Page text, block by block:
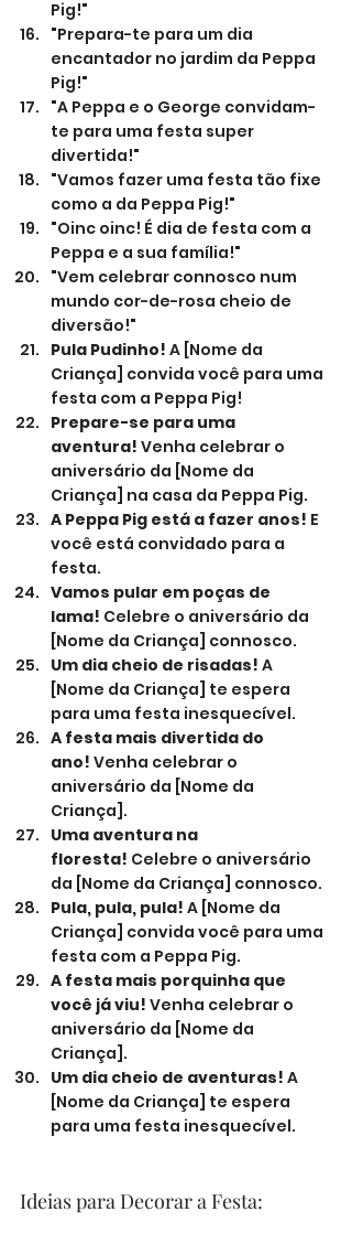
Pig!"
"Prepara-te para um dia
encantador no jardim da Peppa
Pig!"
"A Peppa e o George convidam-
te para uma festa super
divertida!"
"Vamos fazer uma festa tão fixe
como a da Peppa Pig!"
"Oinc oinc! É dia de festa com a
Peppa e a sua família!"
"Vem celebrar connosco num
mundo cor-de-rosa cheio de
diversão!"
Pula Pudinho! A [Nome da
Criança] convida você para uma
festa com a Peppa Pig!
Prepare-se para uma
aventura! Venha celebrar o
aniversário da [Nome da
Criança] na casa da Peppa Pig.
A Peppa Pig está a fazer anos! E
você está convidado para a
festa.
Vamos pular em poças de
lama! Celebre o aniversário da
[Nome da Criança] connosco.
Um dia cheio de risadas! A
[Nome da Criança] te espera
para uma festa inesquecível.
A festa mais divertida do
ano! Venha celebrar o
aniversário da [Nome da
Criança].
Uma aventura na
floresta! Celebre o aniversário
da [Nome da Criança] connosco.
Pula, pula, pula! A [Nome da
Criança] convida você para uma
festa com a Peppa Pig.
A festa mais porquinha que
você já viu! Venha celebrar o
aniversário da [Nome da
Criança].
Um dia cheio de aventuras! A
[Nome da Criança] te espera
para uma festa inesquecível.
Ideias para Decorar a Festa: